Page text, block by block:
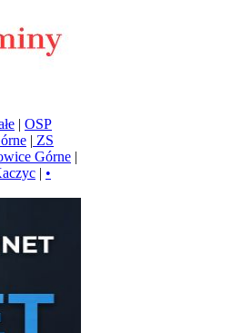
| OSP
| ZS
Górne |
| •